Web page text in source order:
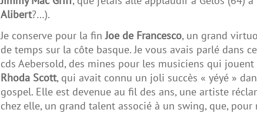
Alibert?…).
Je conserve pour la finJoe de Francesco, un grand
de temps sur la côte basque. Je vous avais parlé dans
cds Aebersold, des mines pour les musiciens qui
Rhoda Scott, qui avait connu un joli succès « yéyé »
gospel. Elle est devenue au fil des ans, une artiste
chez elle, un grand talent associé à un swing, que,